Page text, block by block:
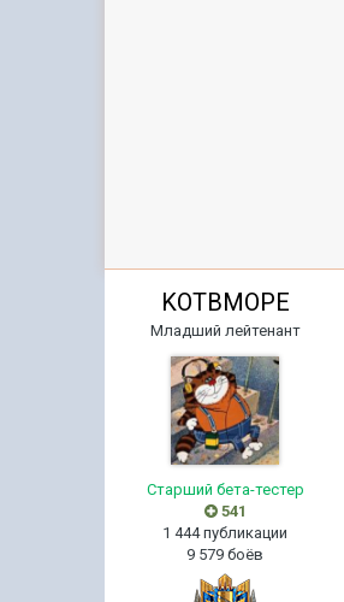
KOTBMOPE
Младший лейтенант
Старший бета-тестер
541
1 444 публикации
9 579 боёв